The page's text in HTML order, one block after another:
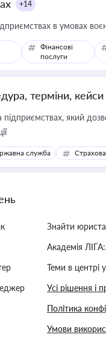
+14
в умовах
Фінансові
послуги
терміни, кейси
який
служба Страхова
Знайти
Академія
Теми в центрі
Усі рішення і
Політика
Умови